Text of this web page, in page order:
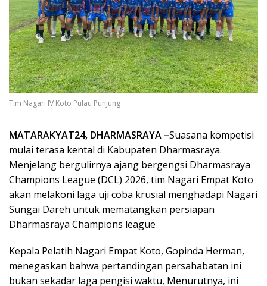
Tim Nagari IV Koto Pulau Punjung
MATARAKYAT24, DHARMASRAYA –Suasana kompetisi
mulai terasa kental di Kabupaten Dharmasraya.
Menjelang bergulirnya ajang bergengsi Dharmasraya
Champions League (DCL) 2026, tim Nagari Empat Koto
akan melakoni laga uji coba krusial menghadapi Nagari
Sungai Dareh untuk mematangkan persiapan
Dharmasraya Champions league
Kepala Pelatih Nagari Empat Koto, Gopinda Herman,
menegaskan bahwa pertandingan persahabatan ini
bukan sekadar laga pengisi waktu, Menurutnya, ini